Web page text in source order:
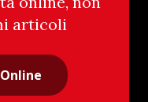
articoli